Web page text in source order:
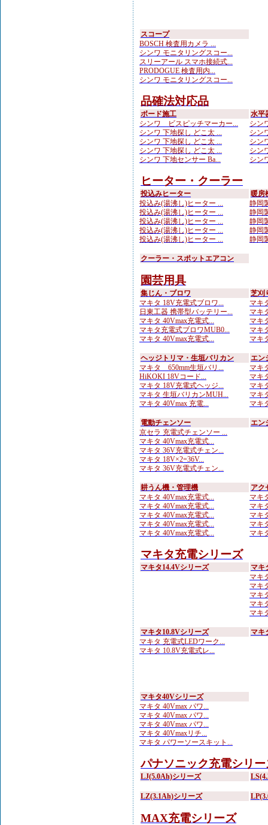
スコープ
BOSCH 検査用カメラ ...
シンワ モニタリングスコー...
スリーアール スマホ接続式...
PRODOGUE 検査用内...
シンワ モニタリングスコー...
品確法対応品
ボード施工
シンワ ビスピッチマーカー...
シンワ 下地探し どこ太 ...
シンワ 下地探し どこ太 ...
シンワ 下地探し どこ太 ...
シンワ 下地センサー Ba...
水平
シン
シン
シン
シン
シン
ヒーター・クーラー
投込みヒーター
投込み(湯沸し)ヒーター ...
投込み(湯沸し)ヒーター ...
投込み(湯沸し)ヒーター ...
投込み(湯沸し)ヒーター ...
投込み(湯沸し)ヒーター ...
暖房
静岡
静岡
静岡
静岡
静岡
クーラー・スポットエアコン
園芸用具
集じん・ブロワ
マキタ 18V充電式ブロワ...
日東工器 携帯型バッテリー...
マキタ 40Vmax充電式...
マキタ充電式ブロワMUB0...
マキタ 40Vmax充電式...
芝刈
マキ
マキ
マキ
マキ
マキ
ヘッジトリマ・生垣バリカン
マキタ 650mm生垣バリ...
HiKOKI 18Vコード...
マキタ 18V充電式ヘッジ...
マキタ 生垣バリカンMUH...
マキタ 40Vmax 充電...
エン
マキ
マキ
マキ
マキ
マキ
電動チェンソー
京セラ 充電式チェンソー ...
マキタ 40Vmax充電式...
マキタ 36V充電式チェン...
マキタ 18V×2=36V...
マキタ 36V充電式チェン...
エン
耕うん機・管理機
マキタ 40Vmax充電式...
マキタ 40Vmax充電式...
マキタ 40Vmax充電式...
マキタ 40Vmax充電式...
マキタ 40Vmax充電式...
アク
マキ
マキ
マキ
マキ
マキ
マキタ充電シリーズ
マキタ14.4Vシリーズ
マキ
マキ
マキ
マキ
マキ
マキ
マキタ10.8Vシリーズ
マキタ 充電式LEDワーク...
マキタ 10.8V充電式レ...
マキ
マキタ40Vシリーズ
マキタ 40Vmax パワ...
マキタ 40Vmax パワ...
マキタ 40Vmax パワ...
マキタ 40Vmaxリチ...
マキタ パワーソースキット...
パナソニック充電シリー
LJ(5.0Ah)シリーズ
LZ(3.1Ah)シリーズ
MAX充電シリーズ